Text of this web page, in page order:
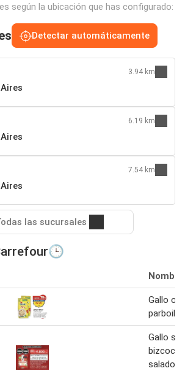
según la ubicación que has configurado:
Detectar automáticamente
3.94 km
6.19 km
7.54 km
las sucursales
Nombre
Gallo
parboil
Gallo
salados